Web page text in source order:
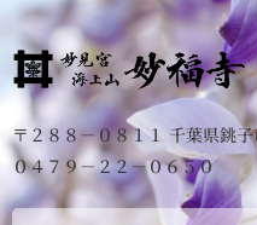
〒２８８－０８１１ 千葉県銚
０４７９－２２－０６５０